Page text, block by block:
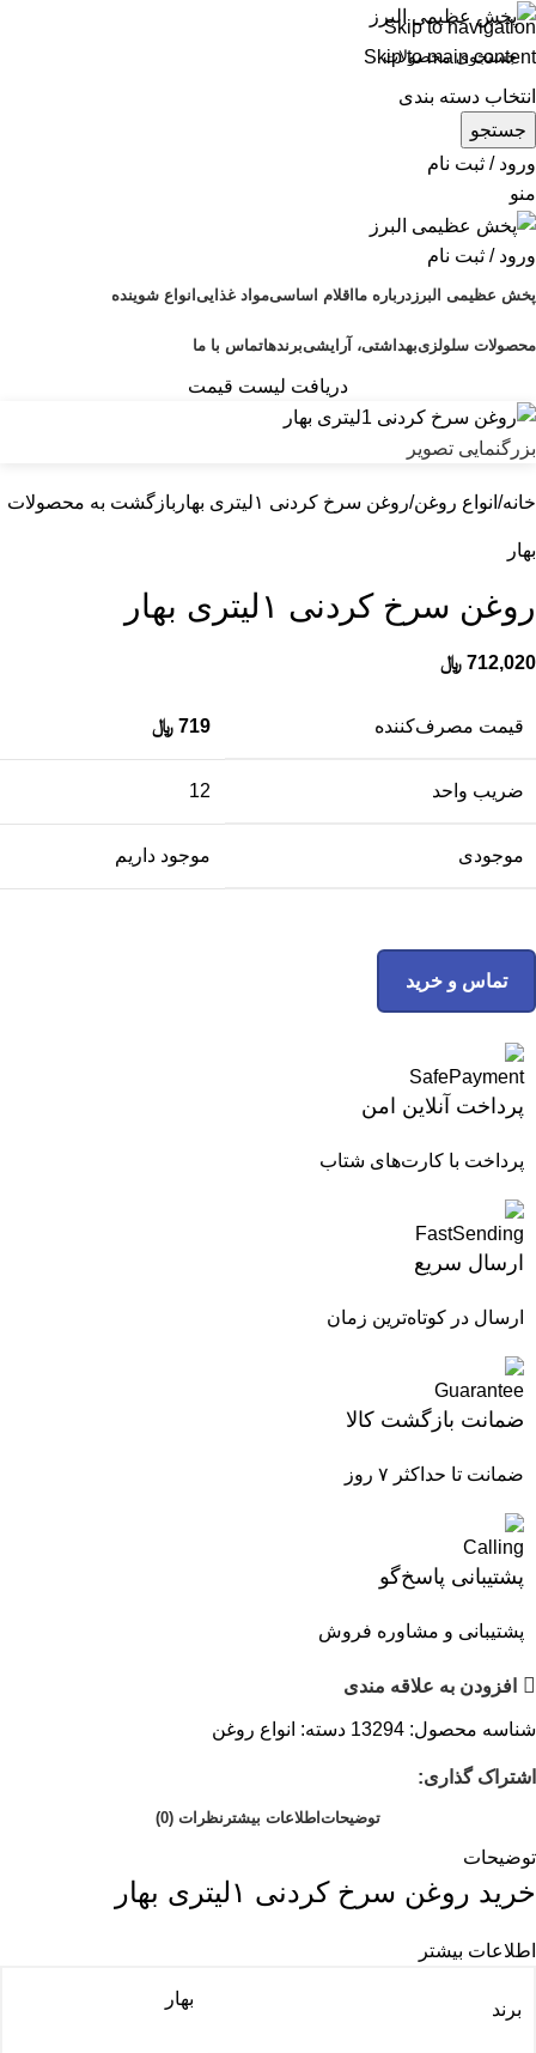
Skip to navigation
Skip to main content
انتخاب دسته بندی
جستجو
ورود / ثبت نام
منو
ورود / ثبت نام
پخش عظیمی البرز درباره مااقلام اساسیمواد غذاییانواع شوینده
محصولات سلولزیبهداشتی، آرایشیبرندهاتماس با ما
دریافت لیست قیمت
بزرگنمایی تصویر
خانه انواع روغن روغن سرخ کردنی ۱لیتری بهار بازگشت به محصولات
بهار
روغن سرخ کردنی ۱لیتری بهار
712,020 ﷼
قیمت مصرف‌کننده 719 ﷼
ضریب واحد 12
موجودی موجود داریم
تماس و خرید
پرداخت آنلاین امن
پرداخت با کارت‌های شتاب
ارسال سریع
ارسال در کوتاه‌ترین زمان
ضمانت بازگشت کالا
ضمانت تا حداکثر ۷ روز
پشتیبانی پاسخ‌گو
پشتیبانی و مشاوره فروش
افزودن به علاقه مندی
شناسه محصول: 13294 دسته: انواع روغن
اشتراک گذاری:
توضیحاتاطلاعات بیشتر نظرات (0)
توضیحات
خرید روغن سرخ کردنی ۱لیتری بهار
اطلاعات بیشتر
برند
بهار